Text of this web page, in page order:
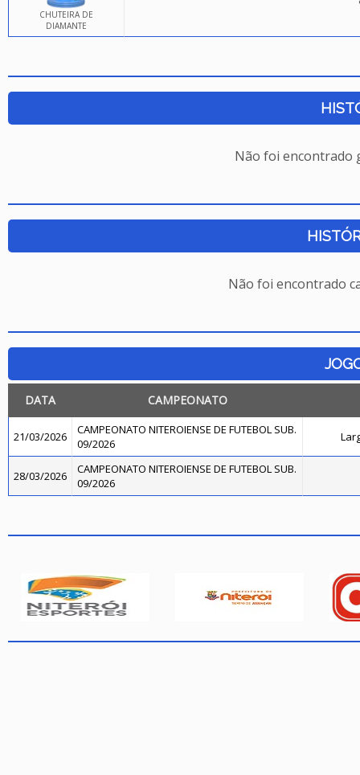
CHUTEIRA DE
DIAMANTE
Não foi encontrado
Não foi encontrado
DATA CAMPEONATO
21/03/2026
CAMPEONATO NITEROIENSE DE FUTEBOL SUB.
09/2026
28/03/2026
CAMPEONATO NITEROIENSE DE FUTEBOL SUB.
09/2026